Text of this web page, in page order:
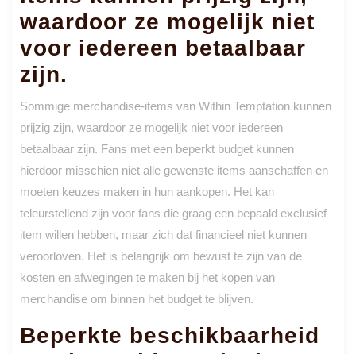
waardoor ze mogelijk niet
voor iedereen betaalbaar
zijn.
Sommige merchandise-items van Within Temptation kunnen
prijzig zijn, waardoor ze mogelijk niet voor iedereen
betaalbaar zijn. Fans met een beperkt budget kunnen
hierdoor misschien niet alle gewenste items aanschaffen en
moeten keuzes maken in hun aankopen. Het kan
teleurstellend zijn voor fans die graag een bepaald exclusief
item willen hebben, maar zich dat financieel niet kunnen
veroorloven. Het is belangrijk om bewust te zijn van de
kosten en afwegingen te maken bij het kopen van
merchandise om binnen het budget te blijven.
Beperkte beschikbaarheid